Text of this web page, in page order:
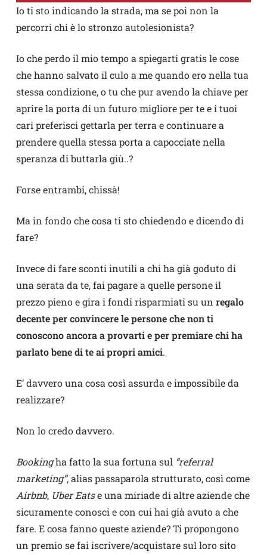
Io ti sto indicando la strada, ma se poi non la
percorri chi è lo stronzo autolesionista?
Io che perdo il mio tempo a spiegarti gratis le cose
che hanno salvato il culo a me quando ero nella tua
stessa condizione, o tu che pur avendo la chiave per
aprire la porta di un futuro migliore per te e i tuoi
cari preferisci gettarla per terra e continuare a
prendere quella stessa porta a capocciate nella
speranza di buttarla giù..?
Forse entrambi, chissà!
Ma in fondo che cosa ti sto chiedendo e dicendo di
fare?
Invece di fare sconti inutili a chi ha già goduto di
una serata da te, fai pagare a quelle persone il
prezzo pieno e gira i fondi risparmiati su un regalo
decente per convincere le persone che non ti
conoscono ancora a provarti e per premiare chi ha
parlato bene di te ai propri amici.
E’ davvero una cosa così assurda e impossibile da
realizzare?
Non lo credo davvero.
Bookingha fatto la sua fortuna sul “referral
marketing”, alias passaparola strutturato, così come
Airbnb, Uber Eatse una miriade di altre aziende che
sicuramente conosci e con cui hai già avuto a che
fare. E cosa fanno queste aziende? Ti propongono
un premio se fai iscrivere/acquistare sul loro sito